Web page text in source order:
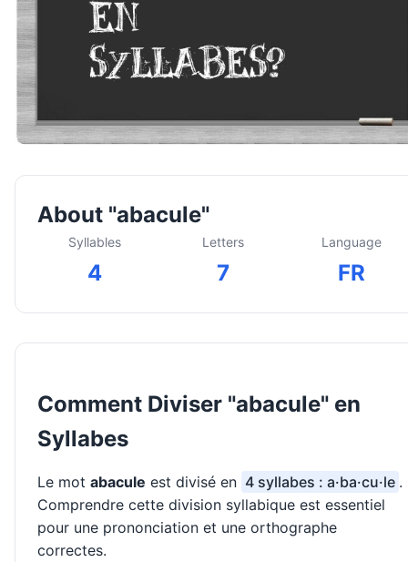
About "abacule"
Syllables
4
Letters
7
Language
FR
Comment Diviser "abacule" en
Syllabes
Le mot abacule est divisé en 4 syllabes : a·ba·cu·le .
Comprendre cette division syllabique est essentiel
pour une prononciation et une orthographe
correctes.